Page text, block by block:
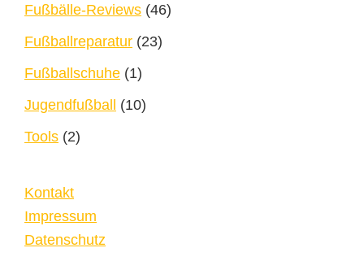
Fußbälle-Reviews (46)
Fußballreparatur (23)
Fußballschuhe (1)
Jugendfußball (10)
Tools (2)
Kontakt
Impressum
Datenschutz